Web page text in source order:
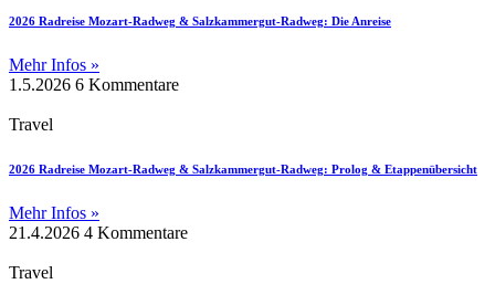
2026 Radreise Mozart-Radweg & Salzkammergut-Radweg: Die Anreise
Mehr Infos »
1.5.2026 6 Kommentare
Travel
2026 Radreise Mozart-Radweg & Salzkammergut-Radweg: Prolog & Etappenübersicht
Mehr Infos »
21.4.2026 4 Kommentare
Travel